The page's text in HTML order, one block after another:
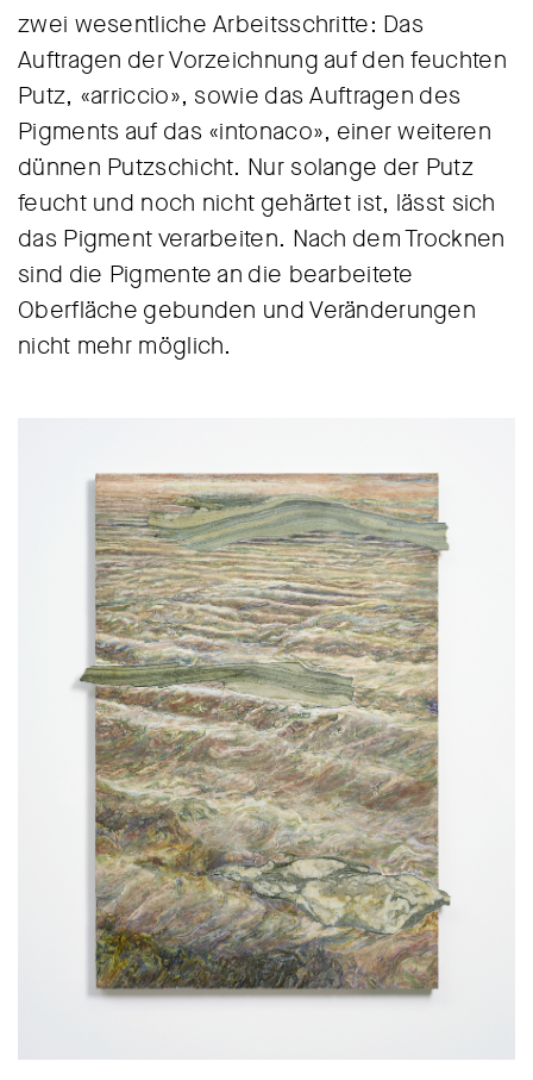
zwei wesentliche Arbeitsschritte: Das
Auftragen der Vorzeichnung auf den feuchten
Putz, «arriccio», sowie das Auftragen des
Pigments auf das «intonaco», einer weiteren
dünnen Putzschicht. Nur solange der Putz
feucht und noch nicht gehärtet ist, lässt sich
das Pigment verarbeiten. Nach dem Trocknen
sind die Pigmente an die bearbeitete
Oberfläche gebunden und Veränderungen
nicht mehr möglich.